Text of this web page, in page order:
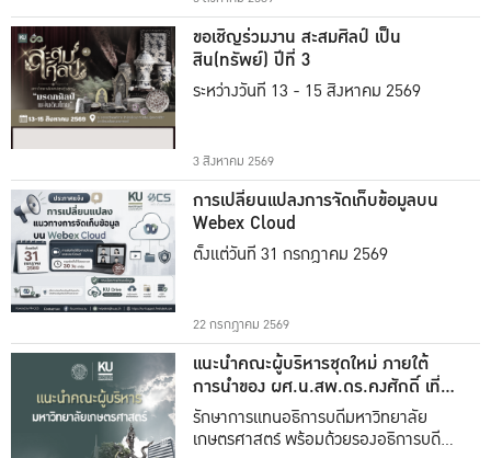
ขอเชิญร่วมงาน สะสมศิลป์ เป็น
สิน(ทรัพย์) ปีที่ 3
ระหว่างวันที่ 13 - 15 สิงหาคม 2569
3 สิงหาคม 2569
การเปลี่ยนแปลงการจัดเก็บข้อมูลบน
Webex Cloud
ตั้งแต่วันที่ 31 กรกฎาคม 2569
22 กรกฎาคม 2569
แนะนำคณะผู้บริหารชุดใหม่ ภายใต้
การนำของ ผศ.น.สพ.ดร.คงศักดิ์ เที่ยง
ธรรม
รักษาการแทนอธิการบดีมหาวิทยาลัย
เกษตรศาสตร์ พร้อมด้วยรองอธิการบดีทั้ง